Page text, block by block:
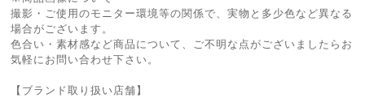
撮影・ご使用のモニター環境等の関係で、実物と多少色など異なる
場合がございます。
色合い・素材感など商品について、ご不明な点がございましたらお
気軽にお問い合わせ下さい。
【ブランド取り扱い店舗】